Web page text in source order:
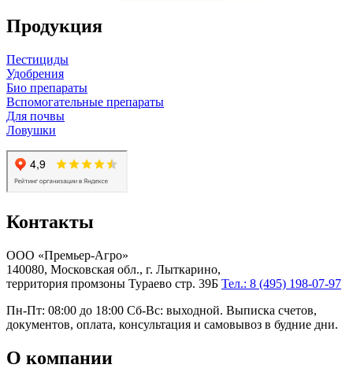
Продукция
Пестициды
Удобрения
Био препараты
Вспомогательные препараты
Для почвы
Ловушки
Контакты
ООО «Премьер-Агро»
140080, Московская обл., г. Лыткарино,
территория промзоны Тураево стр. 39Б Тел.: 8 (495) 198-07-97
Пн-Пт: 08:00 до 18:00 Сб-Вс: выходной. Выписка счетов,
документов, оплата, консультация и самовывоз в будние дни.
О компании